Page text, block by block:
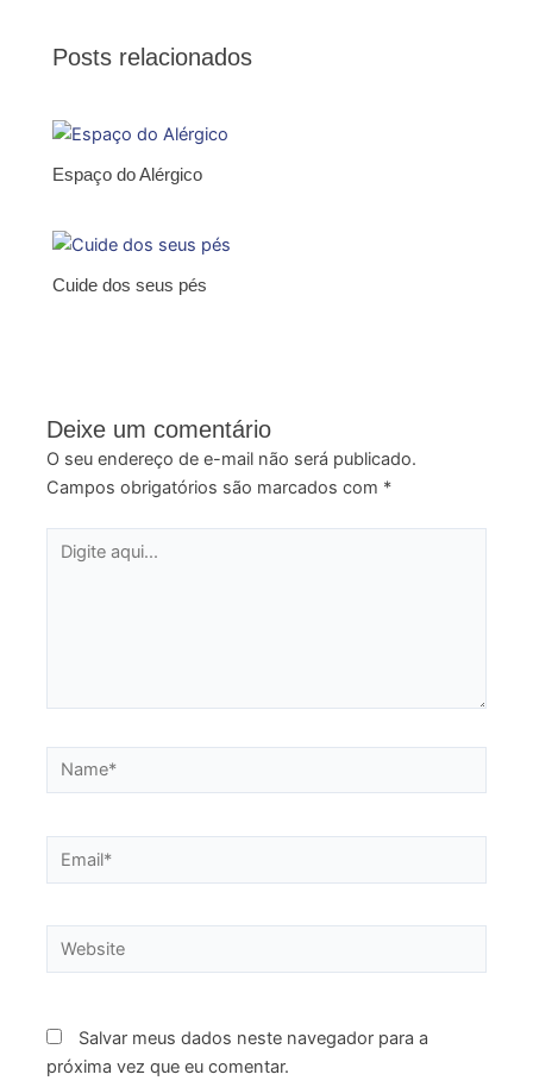
Posts relacionados
Espaço do Alérgico
Cuide dos seus pés
Deixe um comentário
O seu endereço de e-mail não será publicado.
Campos obrigatórios são marcados com *
Digite
Name*
Email*
Website
Salvar meus dados neste navegador para a
próxima vez que eu comentar.